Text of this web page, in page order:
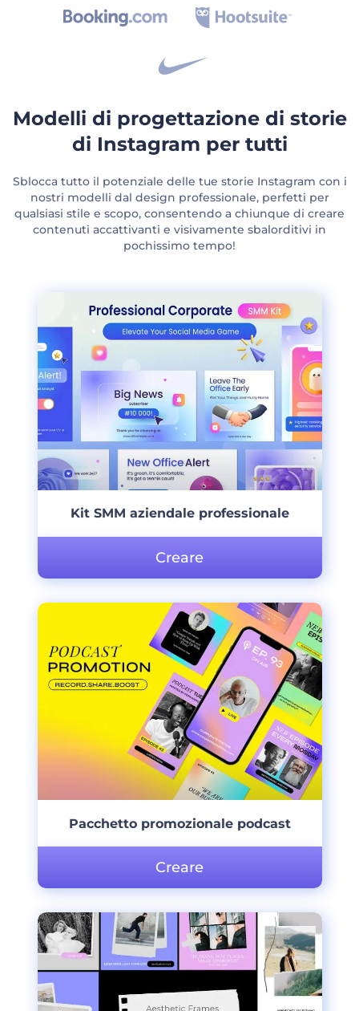
Modelli di progettazione di storie
di Instagram per tutti
Sblocca tutto il potenziale delle tue storie Instagram con i
nostri modelli dal design professionale, perfetti per
qualsiasi stile e scopo, consentendo a chiunque di creare
contenuti accattivanti e visivamente sbalorditivi in
pochissimo tempo!
Kit SMM aziendale professionale
Creare
Pacchetto promozionale podcast
Creare